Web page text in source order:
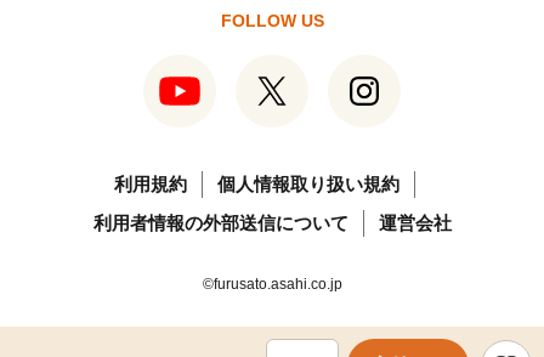
FOLLOW US
利用規約
個人情報取り扱い規約
利用者情報の外部送信について
運営会社
©furusato.asahi.co.jp